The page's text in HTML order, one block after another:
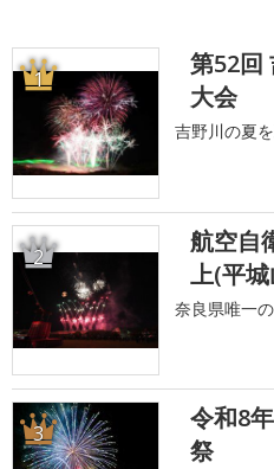
1
第52回
大会
吉野川の夏
2
航空自
上(平
奈良県唯一
3
令和8
祭